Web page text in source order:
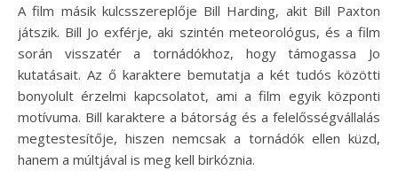
A film másik kulcsszereplője Bill Harding, akit Bill Paxton
játszik. Bill Jo exférje, aki szintén meteorológus, és a film
során visszatér a tornádókhoz, hogy támogassa Jo
kutatásait. Az ő karaktere bemutatja a két tudós közötti
bonyolult érzelmi kapcsolatot, ami a film egyik központi
motívuma. Bill karaktere a bátorság és a felelősségvállalás
megtestesítője, hiszen nemcsak a tornádók ellen küzd,
hanem a múltjával is meg kell birkóznia.